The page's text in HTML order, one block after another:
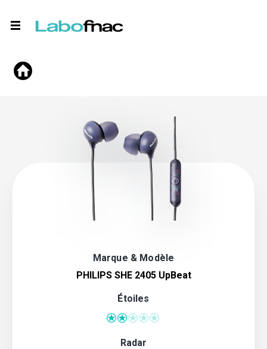
Marque & Modèle
PHILIPS SHE 2405 UpBeat
Étoiles
Radar